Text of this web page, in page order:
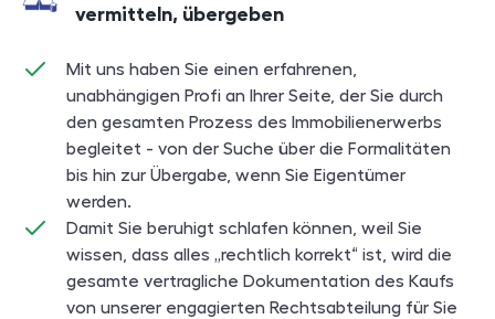
vermitteln, übergeben
Mit uns haben Sie einen erfahrenen,
unabhängigen Profi an Ihrer Seite, der Sie durch
den gesamten Prozess des Immobilienerwerbs
begleitet - von der Suche über die Formalitäten
bis hin zur Übergabe, wenn Sie Eigentümer
werden.
Damit Sie beruhigt schlafen können, weil Sie
wissen, dass alles „rechtlich korrekt“ ist, wird die
gesamte vertragliche Dokumentation des Kaufs
von unserer engagierten Rechtsabteilung für Sie